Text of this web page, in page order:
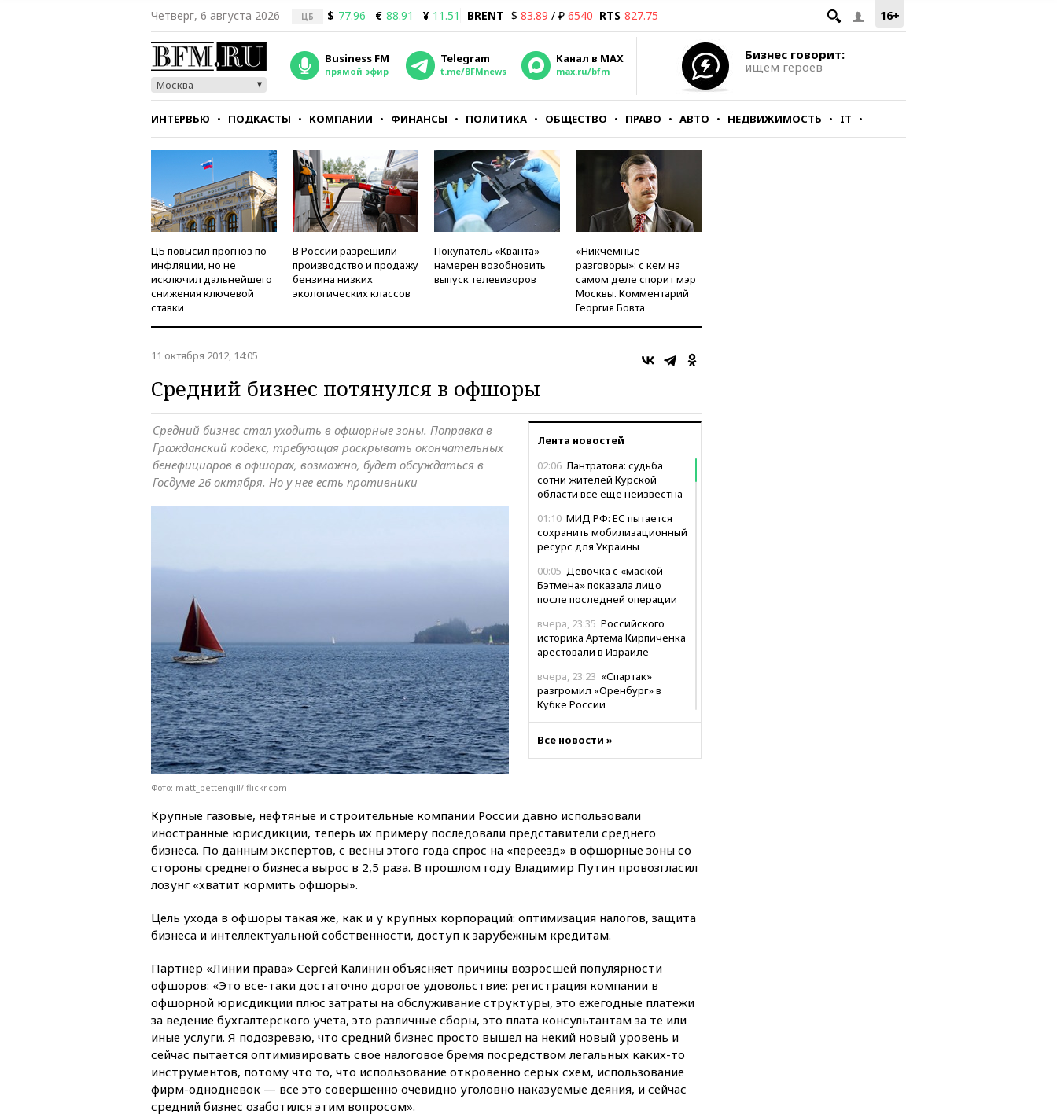
16+
Четверг, 6 августа 2026 ЦБ $ 77.96 € 88.91 ¥ 11.51 BRENT $ 83.89 / ₽ 6540 RTS 827.75
Москва
Business FM
прямой эфир
Telegram
t.me/BFMnews
Канал в MAX
max.ru/bfm
Бизнес говорит:
ищем героев
ИНТЕРВЬЮ ПОДКАСТЫ КОМПАНИИ ФИНАНСЫ ПОЛИТИКА ОБЩЕСТВО ПРАВО АВТО НЕДВИЖИМОСТЬ IT
СТИЛЬ ТЕСТЫ
ЦБ повысил прогноз по
инфляции, но не
исключил дальнейшего
снижения ключевой
ставки
В России разрешили
производство и продажу
бензина низких
экологических классов
Покупатель «Кванта»
намерен возобновить
выпуск телевизоров
«Никчемные
разговоры»: с кем на
самом деле спорит мэр
Москвы. Комментарий
Георгия Бовта
11 октября 2012, 14:05
Средний бизнес потянулся в офшоры
Лента новостей
02:06 Лантратова: судьба
сотни жителей Курской
области все еще неизвестна
01:10 МИД РФ: ЕС пытается
сохранить мобилизационный
ресурс для Украины
00:05 Девочка с «маской
Бэтмена» показала лицо
после последней операции
вчера, 23:35 Российского
историка Артема Кирпиченка
арестовали в Израиле
вчера, 23:23 «Спартак»
разгромил «Оренбург» в
Кубке России
X о миграционном кризисе в
Сеуте набрал миллион
означает прекращения
производства телевизоров в
РФ
вчера, 22:35
Семь грузовых
выросли нефтегазовые
вчера, 22:15Аксаков: ЦБ
согласовал первый стандарт
исламского банкинга
вчера, 21:43Организаторы
«Интервидения»
подтвердили, что конкурс
пройдет в Саудовской Аравии
вчера, 21:35
Все новости »
Средний бизнес стал уходить в офшорные зоны. Поправка в
Гражданский кодекс, требующая раскрывать окончательных
бенефициаров в офшорах, возможно, будет обсуждаться в
Госдуме 26 октября. Но у нее есть противники
Фото: matt_pettengill/ flickr.com
Крупные газовые, нефтяные и строительные компании России давно использовали
иностранные юрисдикции, теперь их примеру последовали представители среднего
бизнеса. По данным экспертов, с весны этого года спрос на «переезд» в офшорные зоны со
стороны среднего бизнеса вырос в 2,5 раза. В прошлом году Владимир Путин провозгласил
лозунг «хватит кормить офшоры».
Цель ухода в офшоры такая же, как и у крупных корпораций: оптимизация налогов, защита
бизнеса и интеллектуальной собственности, доступ к зарубежным кредитам.
Партнер «Линии права» Сергей Калинин объясняет причины возросшей популярности
офшоров: «Это все-таки достаточно дорогое удовольствие: регистрация компании в
офшорной юрисдикции плюс затраты на обслуживание структуры, это ежегодные платежи
за ведение бухгалтерского учета, это различные сборы, это плата консультантам за те или
иные услуги. Я подозреваю, что средний бизнес просто вышел на некий новый уровень и
сейчас пытается оптимизировать свое налоговое бремя посредством легальных каких-то
инструментов, потому что то, что использование откровенно серых схем, использование
фирм-однодневок — все это совершенно очевидно уголовно наказуемые деяния, и сейчас
средний бизнес озаботился этим вопросом».